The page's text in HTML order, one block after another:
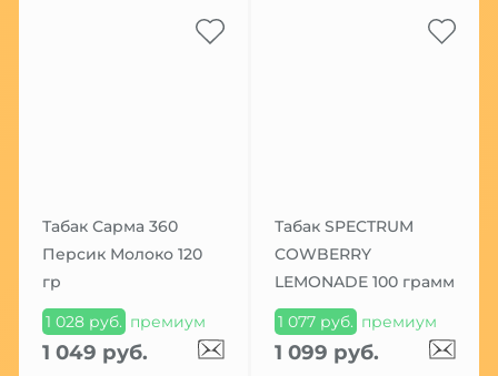
Табак Сарма 360
Персик Молоко 120
гр
1 028 руб. премиум
1 049 руб.
Табак SPECTRUM
COWBERRY
LEMONADE 100 грамм
1 077 руб. премиум
1 099 руб.